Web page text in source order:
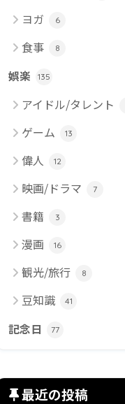
ヨガ 6
食事 8
娯楽 135
アイドル/タレント
ゲーム 13
偉人 12
映画/ドラマ 7
書籍 3
漫画 16
観光/旅行 8
豆知識 41
記念日 77
最近の投稿